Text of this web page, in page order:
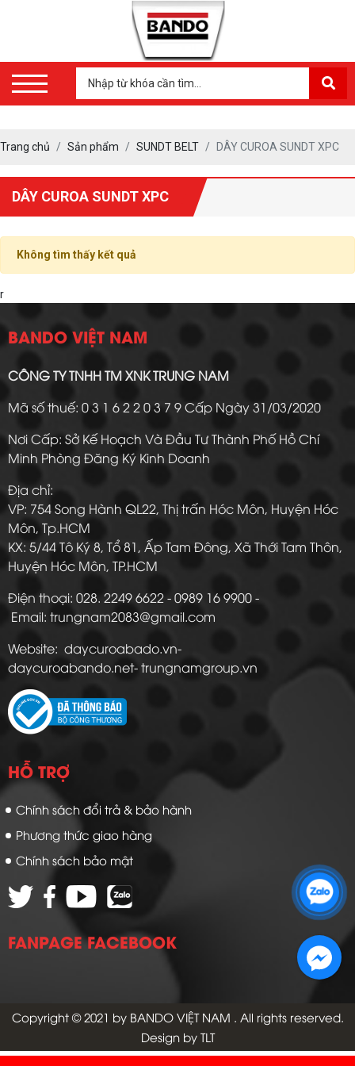
Trang chủ Sản phẩm SUNDT BELT DÂY CUROA SUNDT XPC
DÂY CUROA SUNDT XPC
Không tìm thấy kết quả
r
BANDO VIỆT NAM
CÔNG TY TNHH TM XNK TRUNG NAM
Mã số thuế: 0 3 1 6 2 2 0 3 7 9 Cấp Ngày 31/03/2020
Nơi Cấp: Sở Kế Hoạch Và Đầu Tư Thành Phố Hồ Chí
Minh Phòng Đăng Ký Kinh Doanh
Địa chỉ:
VP: 754 Song Hành QL22, Thị trấn Hóc Môn, Huyện Hóc
Môn, Tp.HCM
KX: 5/44 Tô Ký 8, Tổ 81, Ấp Tam Đông, Xã Thới Tam Thôn,
Huyện Hóc Môn, TP.HCM
Điện thoại: 028. 2249 6622 - 0989 16 9900 -
Email: trungnam2083@gmail.com
Website: daycuroabado.vn-
daycuroabando.net- trungnamgroup.vn
HỖ TRỢ
Chính sách đổi trả & bảo hành
Phương thức giao hàng
Chính sách bảo mật
FANPAGE FACEBOOK
Copyright © 2021 by BANDO VIỆT NAM . All rights reserved.
Design by TLT
Zalo 2: 0972 14 9900